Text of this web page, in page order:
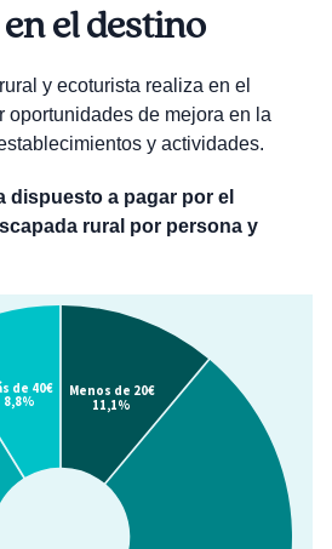
el destino
y ecoturista realiza en el
oportunidades de mejora en la
y actividades.
dispuesto a pagar por el
rural por persona y